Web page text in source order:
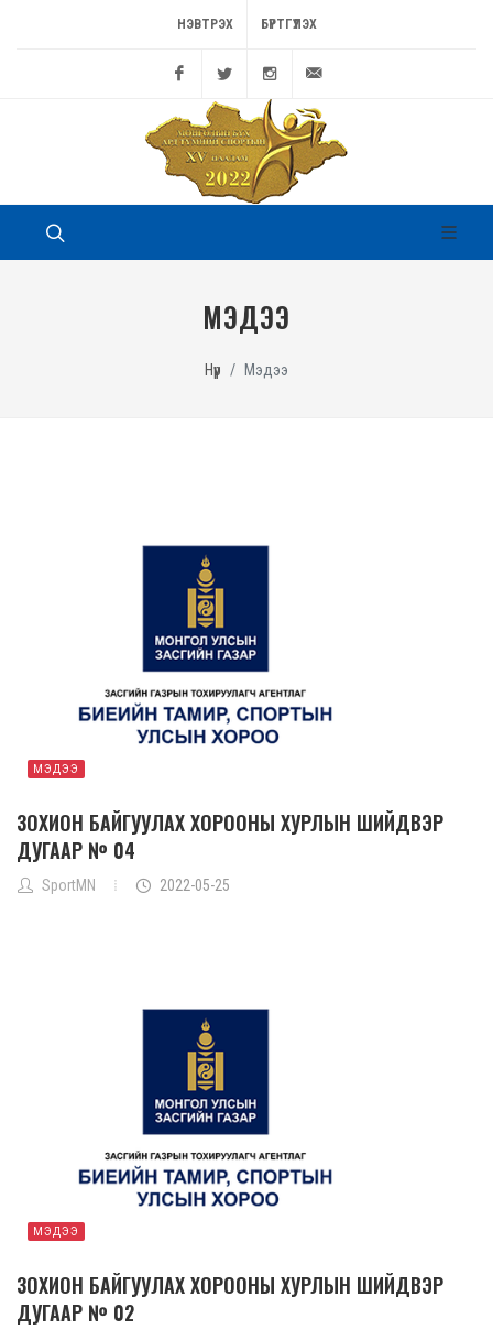
НЭВТРЭХ БҮРТГҮҮЛЭХ
FacebookTwitter Instagram
МЭДЭЭ
Нүүр Мэдээ
МЭДЭЭ
ЗОХИОН БАЙГУУЛАХ ХОРООНЫ ХУРЛЫН ШИЙДВЭР
ДУГААР № 04
SportMN 2022-05-25
МЭДЭЭ
ЗОХИОН БАЙГУУЛАХ ХОРООНЫ ХУРЛЫН ШИЙДВЭР
ДУГААР № 02